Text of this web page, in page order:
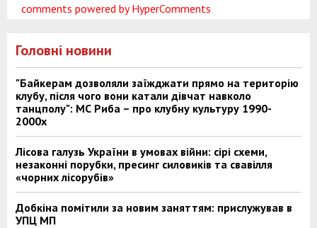
comments powered by HyperComments
Головні новини
"Байкерам дозволяли заїжджати прямо на територію
клубу, після чого вони катали дівчат навколо
танцполу": МС Риба – про клубну культуру 1990-
2000х
Лісова галузь України в умовах війни: сірі схеми,
незаконні порубки, пресинг силовиків та свавілля
«чорних лісорубів»
Добкіна помітили за новим заняттям: прислужував в
УПЦ МП